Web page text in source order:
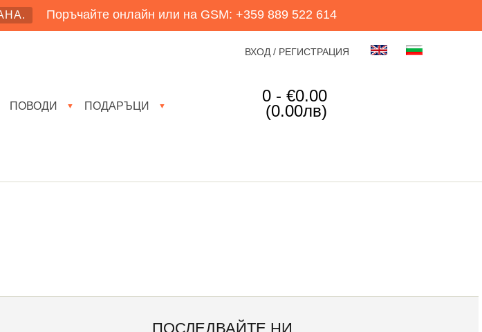
Поръчайте онлайн или на GSM: +359 889 522 614
ПОВОДИ ▼ ПОДАРЪЦИ ▼
ВХОД / РЕГИСТРАЦИЯ
0 - €0.00
(0.00лв)
ПОСЛЕДВАЙТЕ НИ